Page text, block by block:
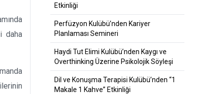
daha
Etkinliği
Perfüzyon Kulübü’nden Kariyer
Planlaması Semineri
Haydi Tut Elimi Kulübü’nden Kaygı ve
Overthinking Üzerine Psikolojik Söyleşi
Dil ve Konuşma Terapisi Kulübü’nden “1
Makale 1 Kahve” Etkinliği